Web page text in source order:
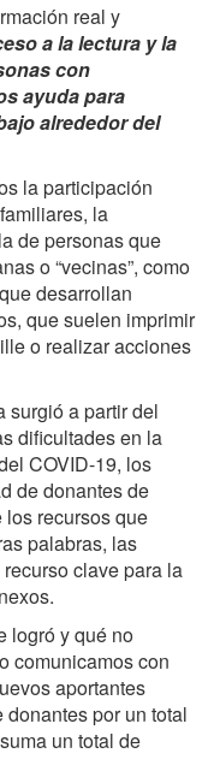
real y
a la lectura y la
con
ayuda para
alrededor del
la participación
la
de personas que
o “vecinas”, como
desarrollan
que suelen imprimir
o realizar acciones
surgió a partir del
dificultades en la
COVID-19, los
de donantes de
recursos que
palabras, las
clave para la
logró y qué no
comunicamos con
aportantes
por un total
un total de